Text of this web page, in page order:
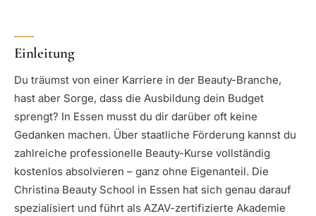
Einleitung
Du träumst von einer Karriere in der Beauty-Branche,
hast aber Sorge, dass die Ausbildung dein Budget
sprengt? In Essen musst du dir darüber oft keine
Gedanken machen. Über staatliche Förderung kannst du
zahlreiche professionelle Beauty-Kurse vollständig
kostenlos absolvieren – ganz ohne Eigenanteil. Die
Christina Beauty School in Essen hat sich genau darauf
spezialisiert und führt als AZAV-zertifizierte Akademie